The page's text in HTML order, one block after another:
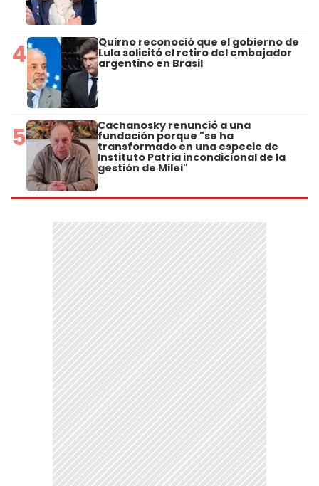
4 Quirno reconoció que el gobierno de
Lula solicitó el retiro del embajador
argentino en Brasil
5 Cachanosky renunció a una
fundación porque "se ha
transformado en una especie de
Instituto Patria incondicional de la
gestión de Milei"